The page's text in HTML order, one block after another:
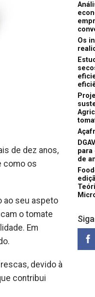
de dez anos,
como os
ao seu aspeto
o tomate
Em
devido à
contribui
Os
para
de